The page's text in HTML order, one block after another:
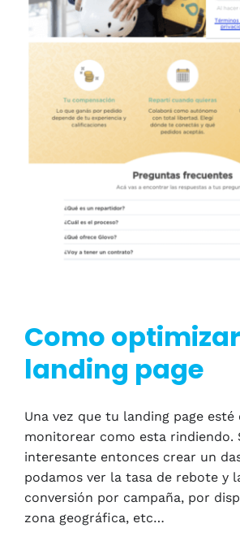
Como
landing page
Una vez que tu landing page esté
monitorear como esta rindiendo.
interesante entonces crear un
podamos ver la tasa de rebote y
conversión por campaña, por
zona geográfica, etc…